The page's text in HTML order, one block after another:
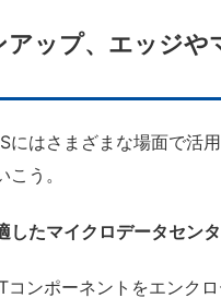
ップ、エッジ
はさまざまな場面で活
う。
したマイクロデータセン
ンポーネントをエンク